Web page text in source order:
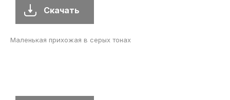
Скачать
Маленькая прихожая в серых тонах